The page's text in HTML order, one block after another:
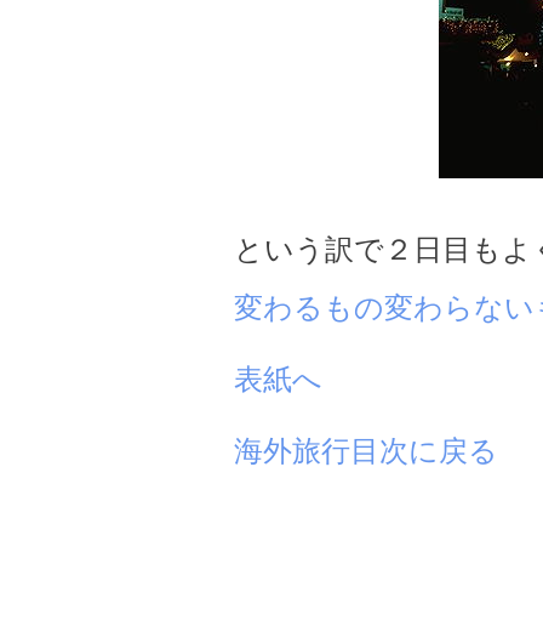
という訳で２日目も
変わるもの変わらない
表紙へ
海外旅行目次に戻る